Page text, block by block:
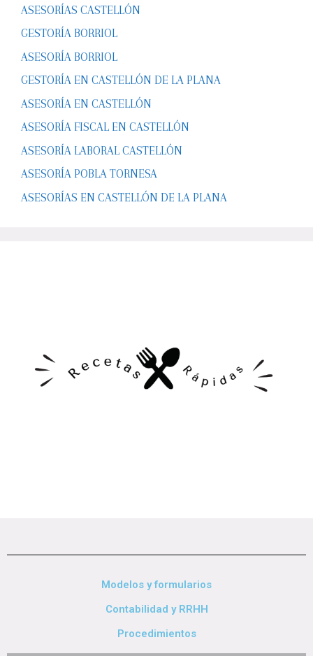
ASESORÍAS CASTELLÓN
GESTORÍA BORRIOL
ASESORÍA BORRIOL
GESTORÍA EN CASTELLÓN DE LA PLANA
ASESORÍA EN CASTELLÓN
ASESORÍA FISCAL EN CASTELLÓN
ASESORÍA LABORAL CASTELLÓN
ASESORÍA POBLA TORNESA
ASESORÍAS EN CASTELLÓN DE LA PLANA
Modelos y formularios
Contabilidad y RRHH
Procedimientos